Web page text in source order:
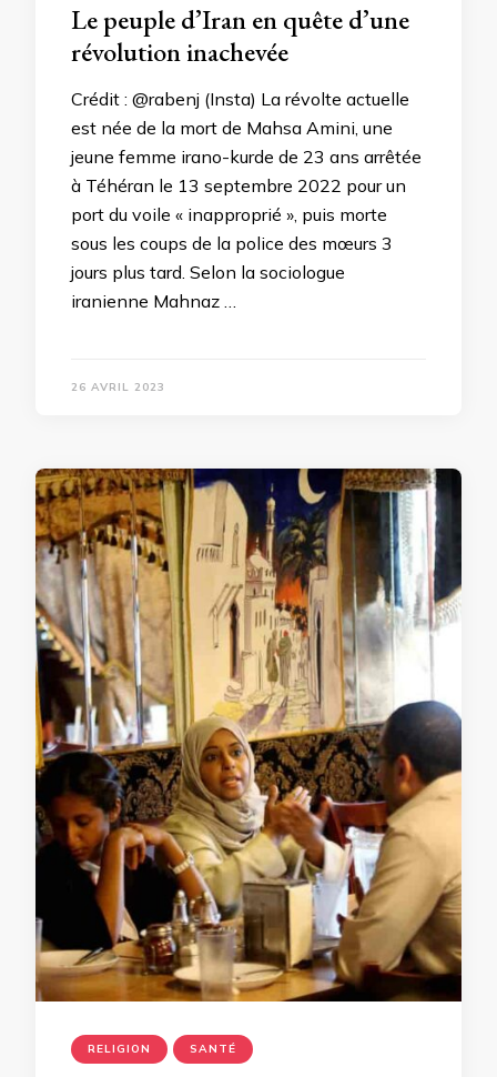
Le peuple d’Iran en quête d’une
révolution inachevée
Crédit : @rabenj (Insta) La révolte actuelle
est née de la mort de Mahsa Amini, une
jeune femme irano-kurde de 23 ans arrêtée
à Téhéran le 13 septembre 2022 pour un
port du voile « inapproprié », puis morte
sous les coups de la police des mœurs 3
jours plus tard. Selon la sociologue
iranienne Mahnaz …
26 AVRIL 2023
RELIGION SANTÉ